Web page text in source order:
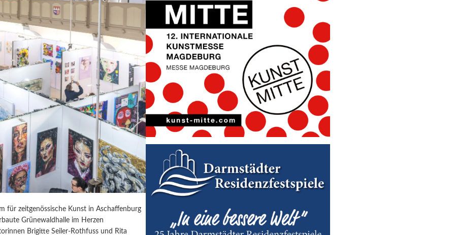
für zeitgenössische Kunst in Aschaffenburg
Grünewaldhalle im Herzen
Brigitte Seiler-Rothfuss und Rita